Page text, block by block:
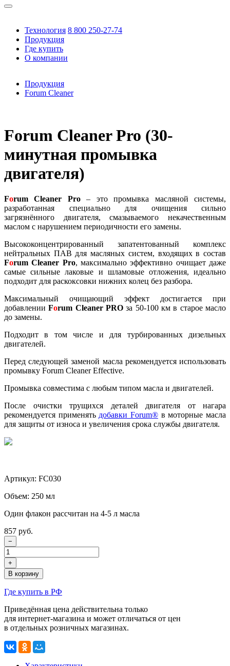
Технология
Продукция
Где купить
О компании
8 800 250-27-74
Продукция
Forum Cleaner
Forum Cleaner Pro (30-
минутная промывка
двигателя)
Forum Cleaner Pro– это промывка масляной системы,
разработанная специально для очищения сильно
загрязнённого двигателя, смазываемого некачественным
маслом с нарушением периодичности его замены.
Высококонцентрированный запатентованный комплекс
нейтральных ПАВ для масляных систем, входящих в состав
Forum Cleaner Pro, максимально эффективно очищает даже
самые сильные лаковые и шламовые отложения, идеально
подходит для раскоксовки нижних колец без разбора.
Максимальный очищающий эффект достигается при
добавленииForum Cleaner PRO за 50-100 км в старое масло
до замены.
Подходит в том числе и для турбированных дизельных
двигателей.
Перед следующей заменой масла рекомендуется использовать
промывку Forum Cleaner Effective.
Промывка совместима с любым типом масла и двигателей.
После очистки трущихся деталей двигателя от нагара
рекомендуется применять добавки Forum® в моторные масла
для защиты от износа и увеличения срока службы двигателя.
Артикул: FC030
Объем: 250 мл
Один флакон рассчитан на 4-5 л масла
857 руб.
−
+
В корзину
Где купить в РФ
Приведённая цена действительна только
для интернет-магазина и может отличаться от цен
в отдельных розничных магазинах.